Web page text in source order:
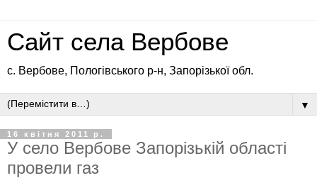
Сайт села Вербове
с. Вербове, Пологівського р-н, Запорізької обл.
▼
16 квітня 2011 р.
У село Вербове Запорізькій області
провели газ